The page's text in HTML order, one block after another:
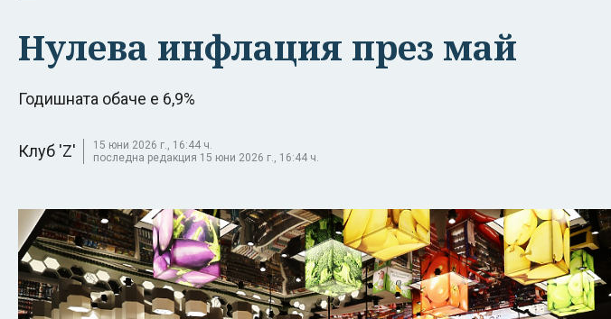
Нулева инфлация през май
Годишната обаче е 6,9%
Клуб 'Z'
15 юни 2026 г., 16:44 ч.
последна редакция 15 юни 2026 г., 16:44 ч.